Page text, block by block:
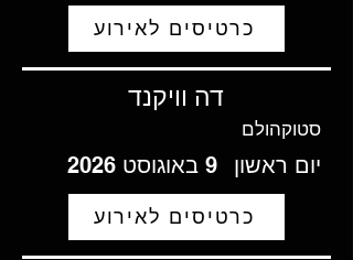
כרטיסים לאירוע
דה וויקנד
סטוקהולם
9 באוגוסט 2026 יום ראשון
כרטיסים לאירוע